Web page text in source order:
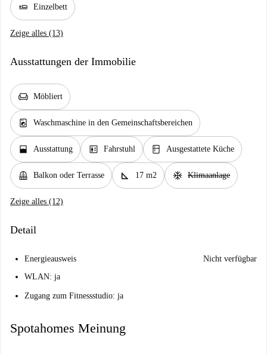
airline_seat_flat Einzelbett
Zeige alles (13)
Ausstattungen der Immobilie
chair Möbliert
local_laundry_service Waschmaschine in den Gemeinschaftsbereichen
window_open Ausstattung elevator Fahrstuhl kitchen Ausgestattete Küche
balcony Balkon oder Terrasse square_foot 17 m2 ac_unit Klimaanlage
Zeige alles (12)
Detail
Energieausweis
Nicht verfügbar
WLAN: ja
Zugang zum Fitnessstudio: ja
Spotahomes Meinung